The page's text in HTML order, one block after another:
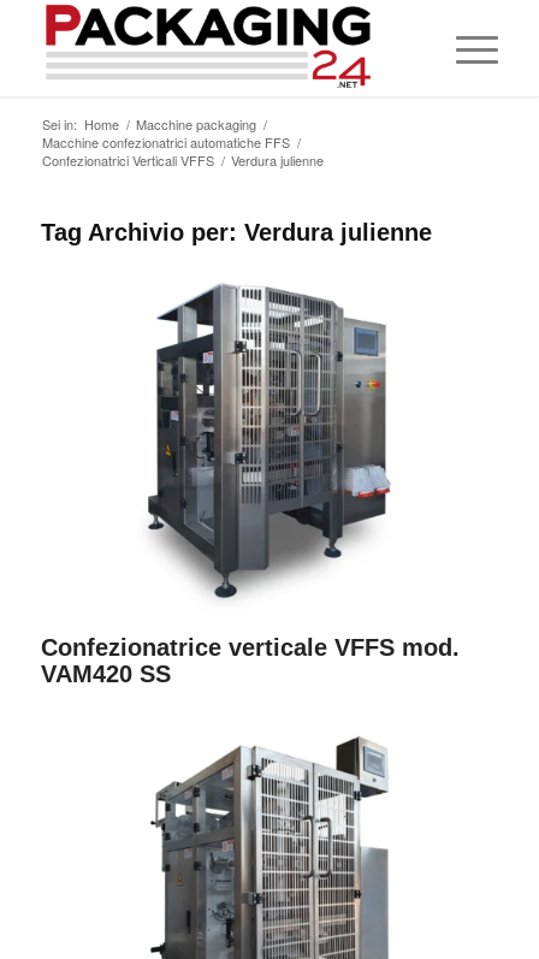
Sei in: Home / Macchine packaging /
Macchine confezionatrici automatiche FFS /
Confezionatrici Verticali VFFS / Verdura julienne
Tag Archivio per: Verdura julienne
Confezionatrice verticale VFFS mod.
VAM420 SS